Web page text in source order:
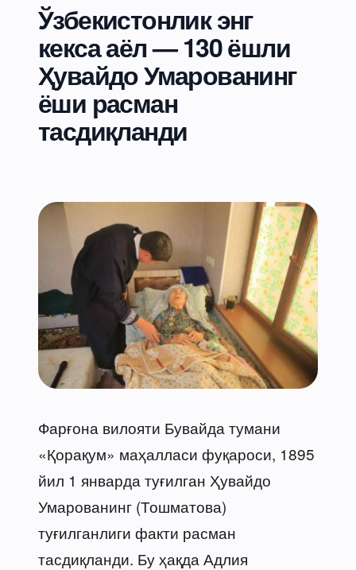
Ўзбекистонлик энг
кекса аёл — 130 ёшли
Ҳувайдо Умарованинг
ёши расман
тасдиқланди
Фарғона вилояти Бувайда тумани
«Қорақум» маҳалласи фуқароси, 1895
йил 1 январда туғилган Ҳувайдо
Умарованинг (Тошматова)
туғилганлиги факти расман
тасдиқланди. Бу ҳақда Адлия